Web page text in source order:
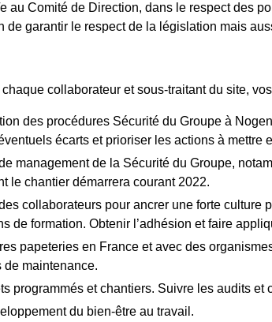
au Comité de Direction, dans le respect des
garantir le respect de la législation mais
collaborateur et sous-traitant du site,
des procédures Sécurité du Groupe à
écarts et prioriser les actions à mettre
management de la Sécurité du Groupe,
le chantier démarrera courant 2022.
collaborateurs pour ancrer une forte
de formation. Obtenir l’adhésion et faire
papeteries en France et avec des
de maintenance.
programmés et chantiers. Suivre les audits et
du bien-être au travail.